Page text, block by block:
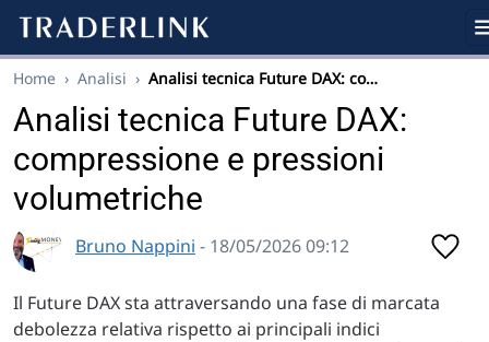
Home › Analisi › Analisi tecnica Future DAX: co…
Analisi tecnica Future DAX:
compressione e pressioni
volumetriche
Bruno Nappini - 18/05/2026 09:12
Il Future DAX sta attraversando una fase di marcata
debolezza relativa rispetto ai principali indici